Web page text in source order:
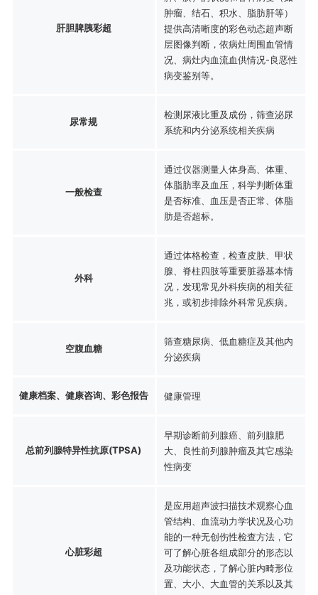
肝胆脾胰彩超
肿瘤、结石、积水、脂肪肝等）
提供高清晰度的彩色动态超声断
层图像判断，依病灶周围血管情
况、病灶内血流血供情况-良恶性
病变鉴别等。
尿常规
检测尿液比重及成份，筛查泌尿
系统和内分泌系统相关疾病
一般检查
通过仪器测量人体身高、体重、
体脂肪率及血压，科学判断体重
是否标准、血压是否正常、体脂
肪是否超标。
外科
通过体格检查，检查皮肤、甲状
腺、脊柱四肢等重要脏器基本情
况，发现常见外科疾病的相关征
兆，或初步排除外科常见疾病。
空腹血糖
筛查糖尿病、低血糖症及其他内
分泌疾病
健康档案、健康咨询、彩色报告 健康管理
总前列腺特异性抗原(TPSA)
早期诊断前列腺癌、前列腺肥
大、良性前列腺肿瘤及其它感染
性病变
心脏彩超
是应用超声波扫描技术观察心血
管结构、血流动力学状况及心功
能的一种无创伤性检查方法，它
可了解心脏各组成部分的形态以
及功能状态，了解心脏内畸形位
置、大小、大血管的关系以及其